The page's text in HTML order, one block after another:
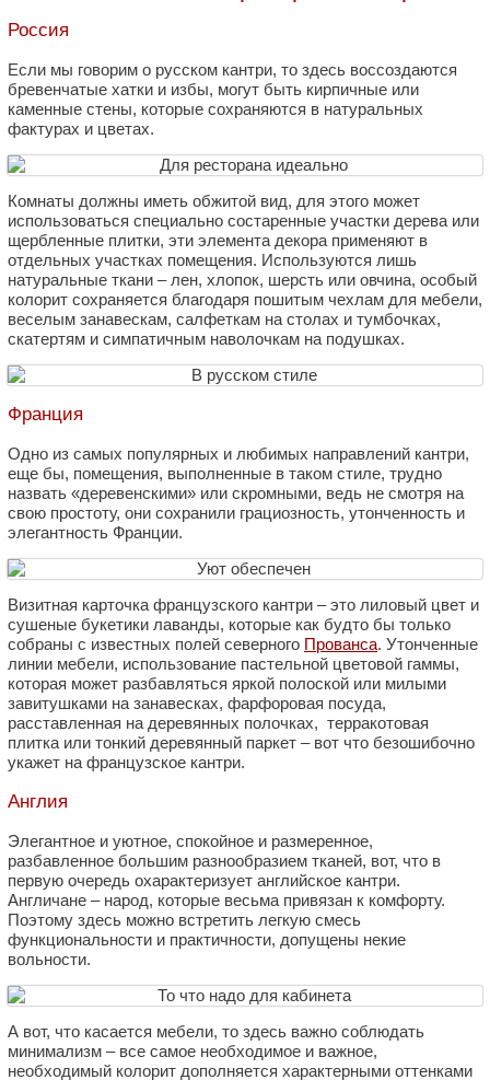
Россия
Если мы говорим о русском кантри, то здесь воссоздаются
бревенчатые хатки и избы, могут быть кирпичные или
каменные стены, которые сохраняются в натуральных
фактурах и цветах.
Комнаты должны иметь обжитой вид, для этого может
использоваться специально состаренные участки дерева или
щербленные плитки, эти элемента декора применяют в
отдельных участках помещения. Используются лишь
натуральные ткани – лен, хлопок, шерсть или овчина, особый
колорит сохраняется благодаря пошитым чехлам для мебели,
веселым занавескам, салфеткам на столах и тумбочках,
скатертям и симпатичным наволочкам на подушках.
Франция
Одно из самых популярных и любимых направлений кантри,
еще бы, помещения, выполненные в таком стиле, трудно
назвать «деревенскими» или скромными, ведь не смотря на
свою простоту, они сохранили грациозность, утонченность и
элегантность Франции.
Визитная карточка французского кантри – это лиловый цвет и
сушеные букетики лаванды, которые как будто бы только
собраны с известных полей северного Прованса. Утонченные
линии мебели, использование пастельной цветовой гаммы,
которая может разбавляться яркой полоской или милыми
завитушками на занавесках, фарфоровая посуда,
расставленная на деревянных полочках, терракотовая
плитка или тонкий деревянный паркет – вот что безошибочно
укажет на французское кантри.
Англия
Элегантное и уютное, спокойное и размеренное,
разбавленное большим разнообразием тканей, вот, что в
первую очередь охарактеризует английское кантри.
Англичане – народ, которые весьма привязан к комфорту.
Поэтому здесь можно встретить легкую смесь
функциональности и практичности, допущены некие
вольности.
А вот, что касается мебели, то здесь важно соблюдать
минимализм – все самое необходимое и важное,
необходимый колорит дополняется характерными оттенками